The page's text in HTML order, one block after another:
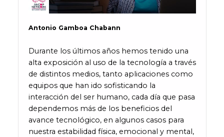
Antonio Gamboa Chabann
Durante los últimos años hemos tenido una
alta exposición al uso de la tecnología a través
de distintos medios, tanto aplicaciones como
equipos que han ido sofisticando la
interacción del ser humano, cada día que pasa
dependemos más de los beneficios del
avance tecnológico, en algunos casos para
nuestra estabilidad física, emocional y mental,